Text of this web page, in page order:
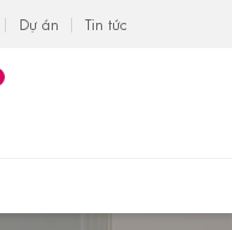
Dự án Tin tức